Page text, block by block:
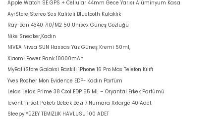
Apple Watch SE GPS + Cellular 44mm Gece Yarısı Alüminyum Kasa
AyrStore Stereo Ses Kaliteli Bluetooth Kulaklık
Ray-Ban 4340 710/M2 50 Unisex Güneş Gözlüğü
Nike Sneaker,Kadın
NIVEA Nivea SUN Hassas Yüz Güneş Kremi 50ml,
Xiaomi Power Bank 10000mAh
MyBalliStore Galaksi Baskılı iPhone 16 Pro Max Telefon Kılıfı
Yves Rocher Mon Evidence EDP- Kadın Parfüm
Lelas Lelas Prime 38 Cool EDP 55 ML – Oryantal Erkek Parfümü
levent Fırsat Paketi Bebek Bezi 7 Numara Xxlarge 40 Adet
Sleepy YÜZEY TEMİZLİK HAVLUSU 100 ADET